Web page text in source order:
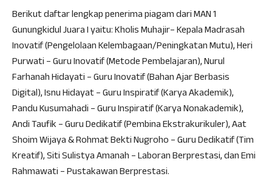
Berikut daftar lengkap penerima piagam dari MAN 1
Gunungkidul Juara I yaitu: Kholis Muhajir– Kepala Madrasah
Inovatif (Pengelolaan Kelembagaan/Peningkatan Mutu), Heri
Purwati – Guru Inovatif (Metode Pembelajaran), Nurul
Farhanah Hidayati – Guru Inovatif (Bahan Ajar Berbasis
Digital), Isnu Hidayat – Guru Inspiratif (Karya Akademik),
Pandu Kusumahadi – Guru Inspiratif (Karya Nonakademik),
Andi Taufik – Guru Dedikatif (Pembina Ekstrakurikuler), Aat
Shoim Wijaya & Rohmat Bekti Nugroho – Guru Dedikatif (Tim
Kreatif), Siti Sulistya Amanah – Laboran Berprestasi, dan Emi
Rahmawati – Pustakawan Berprestasi.